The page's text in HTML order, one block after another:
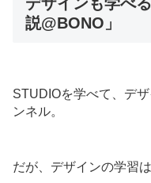
説@BONO」
STUDIOを学べて、デ
ンネル。
だが、デザインの学習